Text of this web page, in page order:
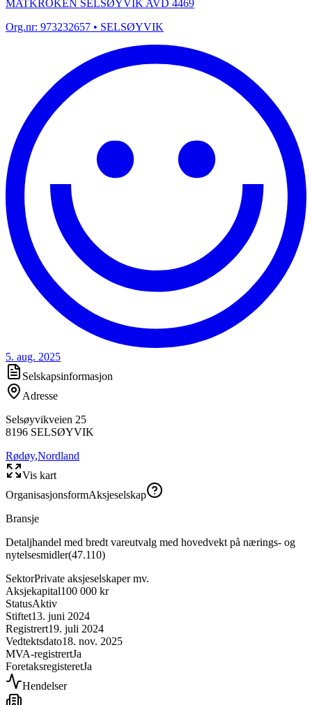
MATKROKEN SELSØYVIK AVD 4469
Org.nr: 973232657 • SELSØYVIK
5. aug. 2025
Selskapsinformasjon
Adresse
Selsøyvikveien 25
8196 SELSØYVIK
Rødøy,Nordland
Vis kart
OrganisasjonsformAksjeselskap
Bransje
Detaljhandel med bredt vareutvalg med hovedvekt på nærings- og
nytelsesmidler(47.110)
SektorPrivate aksjeselskaper mv.
Aksjekapital100 000 kr
StatusAktiv
Stiftet13. juni 2024
Registrert19. juli 2024
Vedtektsdato18. nov. 2025
MVA-registrertJa
ForetaksregisteretJa
Hendelser